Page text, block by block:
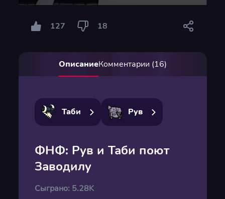
127 18
ОписаниеКомментарии (16)
Таби Рув
ФНФ: Рув и Таби поют
Заводилу
Сыграно: 5.28K